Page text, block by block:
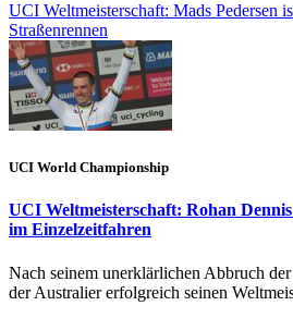
UCI Weltmeisterschaft: Mads Pedersen
Straßenrennen
UCI World Championship
UCI Weltmeisterschaft: Rohan
im Einzelzeitfahren
Nach seinem unerklärlichen Abbruch
der Australier erfolgreich seinen